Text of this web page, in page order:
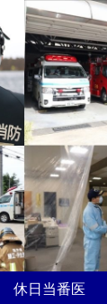
休日当番医